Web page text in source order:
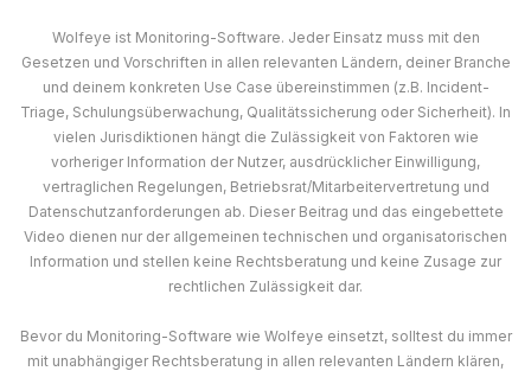
Wolfeye ist Monitoring-Software. Jeder Einsatz muss mit den
Gesetzen und Vorschriften in allen relevanten Ländern, deiner Branche
und deinem konkreten Use Case übereinstimmen (z.B. Incident-
Triage, Schulungsüberwachung, Qualitätssicherung oder Sicherheit). In
vielen Jurisdiktionen hängt die Zulässigkeit von Faktoren wie
vorheriger Information der Nutzer, ausdrücklicher Einwilligung,
vertraglichen Regelungen, Betriebsrat/Mitarbeitervertretung und
Datenschutzanforderungen ab. Dieser Beitrag und das eingebettete
Video dienen nur der allgemeinen technischen und organisatorischen
Information und stellen keine Rechtsberatung und keine Zusage zur
rechtlichen Zulässigkeit dar.
Bevor du Monitoring-Software wie Wolfeye einsetzt, solltest du immer
mit unabhängiger Rechtsberatung in allen relevanten Ländern klären,